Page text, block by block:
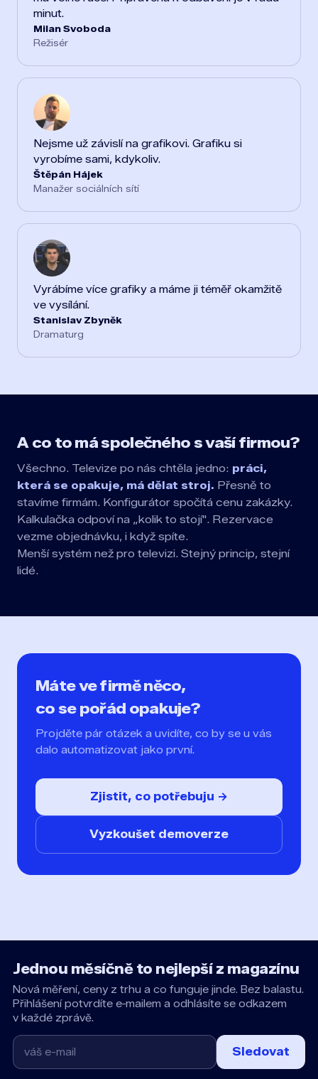
minut.
Milan Svoboda
Režisér
Nejsme už závislí na grafikovi. Grafiku si
vyrobíme sami, kdykoliv.
Štěpán Hájek
Manažer sociálních sítí
Vyrábíme více grafiky a máme ji téměř okamžitě
ve vysílání.
Stanislav Zbyněk
Dramaturg
A co to má společného s vaší firmou?
Všechno. Televize po nás chtěla jedno: práci,
která se opakuje, má dělat stroj. Přesně to
stavíme firmám. Konfigurátor spočítá cenu zakázky.
Kalkulačka odpoví na „kolik to stojí". Rezervace
vezme objednávku, i když spíte.
Menší systém než pro televizi. Stejný princip, stejní
lidé.
Máte ve firmě něco,
co se pořád opakuje?
Projděte pár otázek a uvidíte, co by se u vás
dalo automatizovat jako první.
Zjistit, co potřebuju →
Vyzkoušet demoverze
Jednou měsíčně to nejlepší z magazínu
Nová měření, ceny z trhu a co funguje jinde. Bez balastu.
Přihlášení potvrdíte e‑mailem a odhlásíte se odkazem
v každé zprávě.
Sledovat